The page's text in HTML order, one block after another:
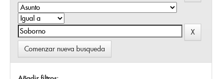
Comenzar nueva busqueda